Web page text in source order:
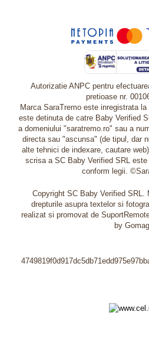
Autorizatie ANPC pentru
pretioase nr.
Marca SaraTremo este inregistrata
este detinuta de catre Baby Verified
a domeniului "saratremo.ro" sau a
directa sau "ascunsa" (de tipul, dar
alte tehnici de indexare, cautare
scrisa a SC Baby Verified SRL
conform legii.
Copyright SC Baby Verified SRL.
drepturile asupra textelor si
realizat si promovat de
by Gomag